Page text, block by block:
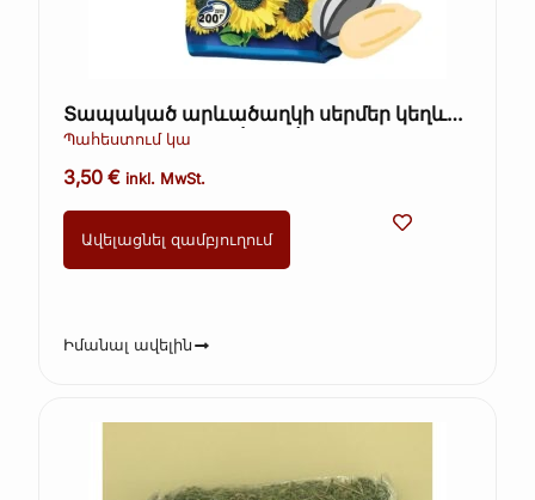
Տապակած արևածաղկի սերմեր կեղևով
– Ot Martina, 200 գ (Kopie)
Պահեստում կա
3,50€ inkl. MwSt.
Ավելացնել զամբյուղում
Իմանալ ավելին